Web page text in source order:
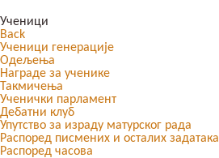
Ученици
Back
Ученици генерације
Одељења
Награде за ученике
Такмичења
Ученички парламент
Дебатни клуб
Упутство за израду матурског рада
Распоред писмених и осталих задатака
Распоред часова